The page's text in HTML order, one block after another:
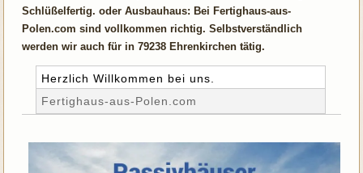
Schlüßelfertig. oder Ausbauhaus: Bei Fertighaus-aus-
Polen.com sind vollkommen richtig. Selbstverständlich
werden wir auch für in 79238 Ehrenkirchen tätig.
Herzlich Willkommen bei uns.
Fertighaus-aus-Polen.com